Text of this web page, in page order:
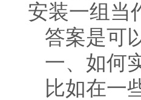
安装一组当
答案是可
一、如何
比如在一